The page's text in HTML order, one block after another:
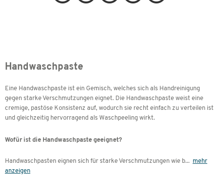
Handwaschpaste
Eine Handwaschpaste ist ein Gemisch, welches sich als Handreinigung
gegen starke Verschmutzungen eignet. Die Handwaschpaste weist eine
cremige, pastöse Konsistenz auf, wodurch sie recht einfach zu verteilen ist
und gleichzeitig hervorragend als Waschpeeling wirkt.
Wofür ist die Handwaschpaste geeignet?
Handwaschpasten eignen sich für starke Verschmutzungen wie b... mehr
anzeigen